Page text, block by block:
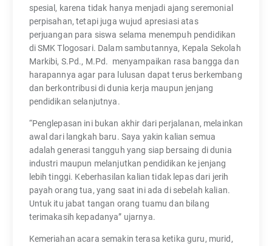
spesial, karena tidak hanya menjadi ajang seremonial
perpisahan, tetapi juga wujud apresiasi atas
perjuangan para siswa selama menempuh pendidikan
di SMK Tlogosari. Dalam sambutannya, Kepala Sekolah
Markibi, S.Pd., M.Pd. menyampaikan rasa bangga dan
harapannya agar para lulusan dapat terus berkembang
dan berkontribusi di dunia kerja maupun jenjang
pendidikan selanjutnya.
“Penglepasan ini bukan akhir dari perjalanan, melainkan
awal dari langkah baru. Saya yakin kalian semua
adalah generasi tangguh yang siap bersaing di dunia
industri maupun melanjutkan pendidikan ke jenjang
lebih tinggi. Keberhasilan kalian tidak lepas dari jerih
payah orang tua, yang saat ini ada di sebelah kalian.
Untuk itu jabat tangan orang tuamu dan bilang
terimakasih kepadanya” ujarnya.
Kemeriahan acara semakin terasa ketika guru, murid,